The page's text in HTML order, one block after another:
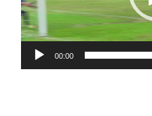
00:00